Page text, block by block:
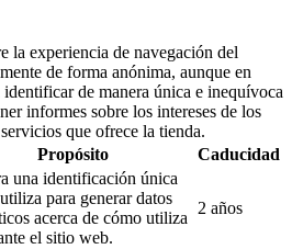
la experiencia de navegación del
de forma anónima, aunque en
de manera única e inequívoca
informes sobre los intereses de los
que ofrece la tienda.
Propósito Caducidad
una identificación única
para generar datos
acerca de cómo utiliza
el sitio web.
2 años